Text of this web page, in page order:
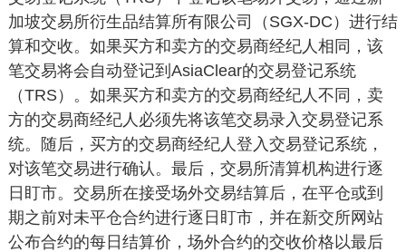
加坡交易所衍生品结算所有限公司（SGX-DC）进行结
算和交收。如果买方和卖方的交易商经纪人相同，该
笔交易将会自动登记到AsiaClear的交易登记系统
（TRS）。如果买方和卖方的交易商经纪人不同，卖
方的交易商经纪人必须先将该笔交易录入交易登记系
统。随后，买方的交易商经纪人登入交易登记系统，
对该笔交易进行确认。最后，交易所清算机构进行逐
日盯市。交易所在接受场外交易结算后，在平仓或到
期之前对未平仓合约进行逐日盯市，并在新交所网站
公布合约的每日结算价，场外合约的交收价格以最后